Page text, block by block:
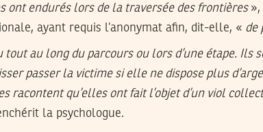
ont endurés lors de la traversée des frontières»,
ayant requis l’anonymat afin, dit-elle, « de
tout au long du parcours ou lors d’une étape. Ils
passer la victime si elle ne dispose plus
racontent qu’elles ont fait l’objet d’un viol
la psychologue.